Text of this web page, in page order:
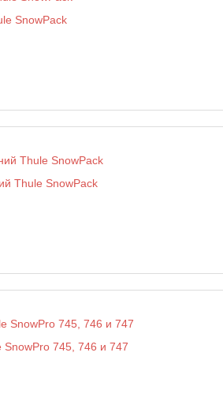
SnowPack
Thule SnowPack
745, 746 и 747